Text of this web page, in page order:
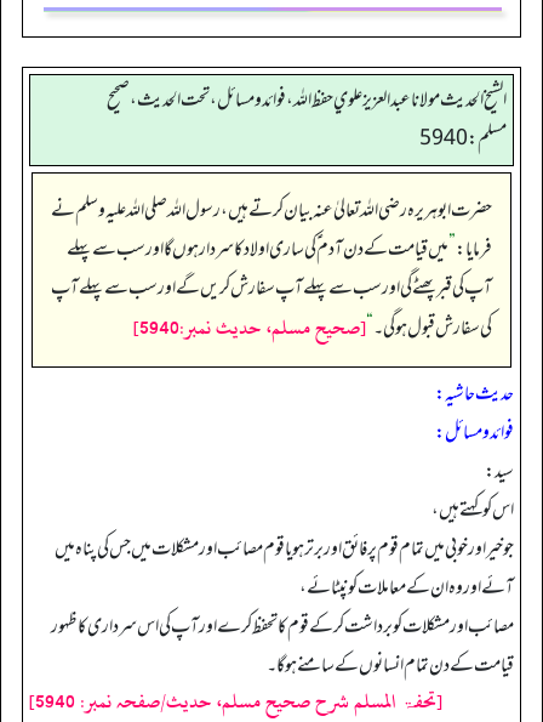
الشيخ الحديث مولانا عبدالعزيز علوي حفظ الله، فوائد و مسائل، تحت الحديث ، صحيح
مسلم: 5940
حضرت ابوہریرہ رضی اللہ تعالیٰ عنہ بیان کرتے ہیں،رسول اللہ صلی اللہ علیہ وسلم نے
فرمایا:”میں قیامت کے دن آدم ؑ کی ساری اولاد کا سردار ہوں گا اور سب سے پہلے
آپ کی قبر پھٹے گی اور سب سے پہلے آپ سفارش کریں گے اور سب سے پہلے آپ
کی سفارش قبول ہوگی۔“[صحيح مسلم، حديث نمبر:5940]
حدیث حاشیہ:
فوائد ومسائل:
سيد:
اس کو کہتے ہیں،
جو خیر اور خوبی میں تمام قوم پر فائق اور برتر ہو یا قوم مصائب اور مشکلات میں جس کی پناہ میں
آئے اور وہ ان کے معاملات کو نپٹائے،
مصائب اور مشکلات کو برداشت کر کے قوم کا تحفظ کرے اور آپ کی اس سرداری کا ظہور
قیامت کے دن تمام انسانوں کے سامنے ہو گا۔
[تحفۃ المسلم شرح صحیح مسلم، حدیث/صفحہ نمبر: 5940]